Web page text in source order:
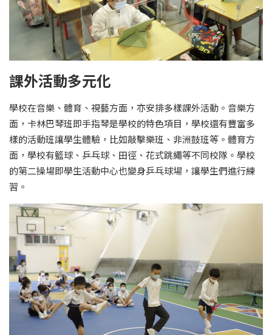
課外活動多元化
學校在音樂、體育、視藝方面，亦安排多樣課外活動。音樂方
面，卡林巴琴班即手指琴是學校的特色項目，學校還有豐富多
樣的活動班讓學生體驗，比如敲擊樂班、非洲鼓班等。體育方
面，學校有籃球、乒乓球、田徑、花式跳繩等不同校隊。學校
的第二操場即學生活動中心也變身乒乓球場，讓學生們進行練
習。